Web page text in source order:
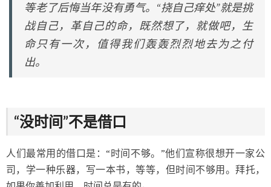
等老了后悔当年没有勇气。“挠自己痒处”就是挑
战自己，革自己的命，既然想了，就做吧，生
命只有一次，值得我们轰轰烈烈地去为之付
出。
“没时间”不是借口
人们最常用的借口是：“时间不够。”他们宣称很想开一家公
司，学一种乐器，写一本书，等等，但时间不够用。拜托，